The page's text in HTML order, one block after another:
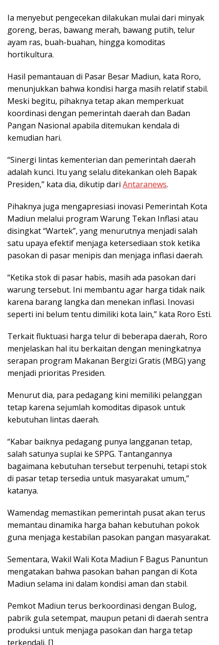
Ia menyebut pengecekan dilakukan mulai dari minyak
goreng, beras, bawang merah, bawang putih, telur
ayam ras, buah-buahan, hingga komoditas
hortikultura.
Hasil pemantauan di Pasar Besar Madiun, kata Roro,
menunjukkan bahwa kondisi harga masih relatif stabil.
Meski begitu, pihaknya tetap akan memperkuat
koordinasi dengan pemerintah daerah dan Badan
Pangan Nasional apabila ditemukan kendala di
kemudian hari.
“Sinergi lintas kementerian dan pemerintah daerah
adalah kunci. Itu yang selalu ditekankan oleh Bapak
Presiden,” kata dia, dikutip dari Antaranews.
Pihaknya juga mengapresiasi inovasi Pemerintah Kota
Madiun melalui program Warung Tekan Inflasi atau
disingkat “Wartek”, yang menurutnya menjadi salah
satu upaya efektif menjaga ketersediaan stok ketika
pasokan di pasar menipis dan menjaga inflasi daerah.
“Ketika stok di pasar habis, masih ada pasokan dari
warung tersebut. Ini membantu agar harga tidak naik
karena barang langka dan menekan inflasi. Inovasi
seperti ini belum tentu dimiliki kota lain,” kata Roro Esti.
Terkait fluktuasi harga telur di beberapa daerah, Roro
menjelaskan hal itu berkaitan dengan meningkatnya
serapan program Makanan Bergizi Gratis (MBG) yang
menjadi prioritas Presiden.
Menurut dia, para pedagang kini memiliki pelanggan
tetap karena sejumlah komoditas dipasok untuk
kebutuhan lintas daerah.
“Kabar baiknya pedagang punya langganan tetap,
salah satunya suplai ke SPPG. Tantangannya
bagaimana kebutuhan tersebut terpenuhi, tetapi stok
di pasar tetap tersedia untuk masyarakat umum,”
katanya.
Wamendag memastikan pemerintah pusat akan terus
memantau dinamika harga bahan kebutuhan pokok
guna menjaga kestabilan pasokan pangan masyarakat.
Sementara, Wakil Wali Kota Madiun F Bagus Panuntun
mengatakan bahwa pasokan bahan pangan di Kota
Madiun selama ini dalam kondisi aman dan stabil.
Pemkot Madiun terus berkoordinasi dengan Bulog,
pabrik gula setempat, maupun petani di daerah sentra
produksi untuk menjaga pasokan dan harga tetap
terkendali. []